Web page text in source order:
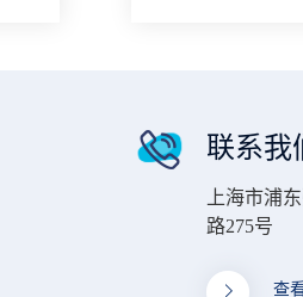
联系我
上海市浦
路275号
查